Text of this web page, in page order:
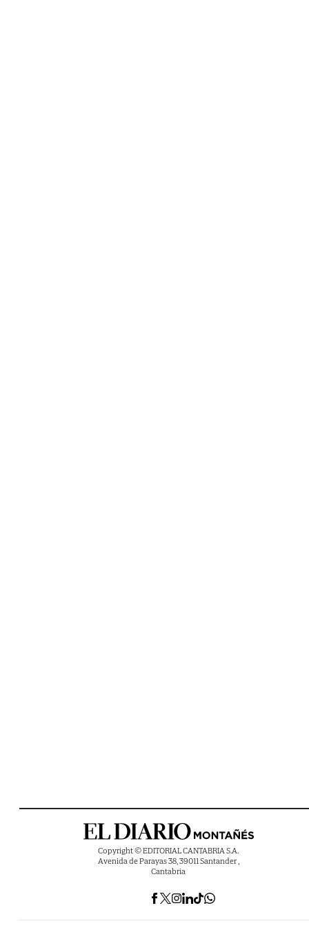
Copyright © EDITORIAL CANTABRIA S.A.
Avenida de Parayas 38, 39011 Santander ,
Cantabria